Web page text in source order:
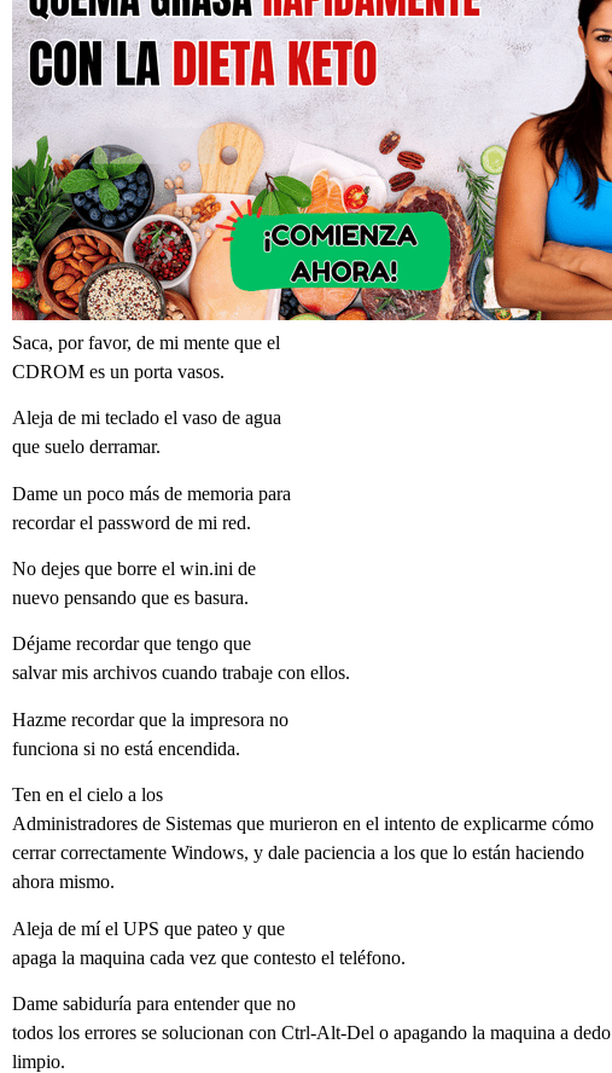
Saca, por favor, de mi mente que el
CDROM es un porta vasos.
Aleja de mi teclado el vaso de agua
que suelo derramar.
Dame un poco más de memoria para
recordar el password de mi red.
No dejes que borre el win.ini de
nuevo pensando que es basura.
Déjame recordar que tengo que
salvar mis archivos cuando trabaje con ellos.
Hazme recordar que la impresora no
funciona si no está encendida.
Ten en el cielo a los
Administradores de Sistemas que murieron en el intento de explicarme cómo
cerrar correctamente Windows, y dale paciencia a los que lo están haciendo
ahora mismo.
Aleja de mí el UPS que pateo y que
apaga la maquina cada vez que contesto el teléfono.
Dame sabiduría para entender que no
todos los errores se solucionan con Ctrl-Alt-Del o apagando la maquina a dedo
limpio.